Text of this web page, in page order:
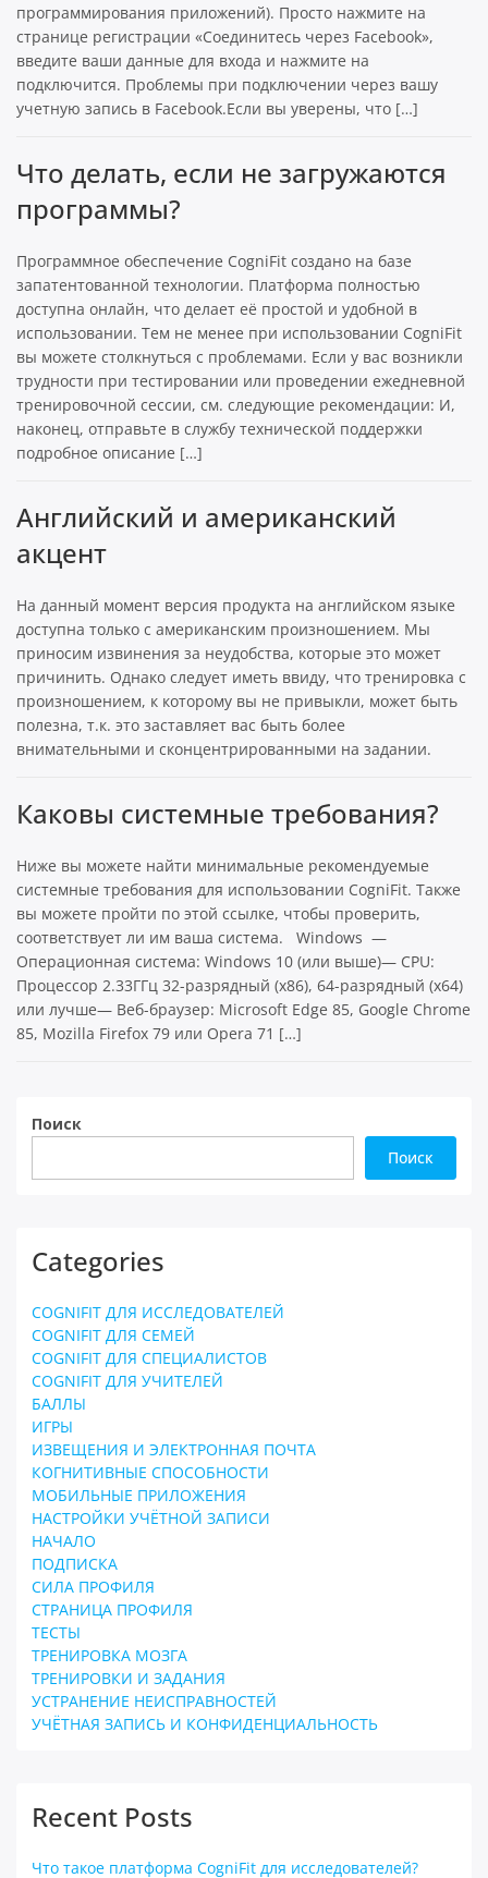
программирования приложений). Просто нажмите на
странице регистрации «Соединитесь через Facebook»,
введите ваши данные для входа и нажмите на
подключится. Проблемы при подключении через вашу
учетную запись в Facebook.Если вы уверены, что […]
Что делать, если не загружаются
программы?
Программное обеспечение CogniFit создано на базе
запатентованной технологии. Платформа полностью
доступна онлайн, что делает её простой и удобной в
использовании. Тем не менее при использовании CogniFit
вы можете столкнуться с проблемами. Если у вас возникли
трудности при тестировании или проведении ежедневной
тренировочной сессии, см. следующие рекомендации: И,
наконец, отправьте в службу технической поддержки
подробное описание […]
Английский и американский
акцент
На данный момент версия продукта на английском языке
доступна только с американским произношением. Мы
приносим извинения за неудобства, которые это может
причинить. Однако следует иметь ввиду, что тренировка с
произношением, к которому вы не привыкли, может быть
полезна, т.к. это заставляет вас быть более
внимательными и сконцентрированными на задании.
Каковы системные требования?
Ниже вы можете найти минимальные рекомендуемые
системные требования для использовании CogniFit. Также
вы можете пройти по этой ссылке, чтобы проверить,
соответствует ли им ваша система. Windows —
Операционная система: Windows 10 (или выше)— CPU:
Процессор 2.33ГГц 32-разрядный (x86), 64-разрядный (x64)
или лучше— Веб-браузер: Microsoft Edge 85, Google Chrome
85, Mozilla Firefox 79 или Opera 71 […]
Поиск
Поиск
Categories
COGNIFIT ДЛЯ ИССЛЕДОВАТЕЛЕЙ
COGNIFIT ДЛЯ СЕМЕЙ
COGNIFIT ДЛЯ СПЕЦИАЛИСТОВ
COGNIFIT ДЛЯ УЧИТЕЛЕЙ
БАЛЛЫ
ИГРЫ
ИЗВЕЩЕНИЯ И ЭЛЕКТРОННАЯ ПОЧТА
КОГНИТИВНЫЕ СПОСОБНОСТИ
МОБИЛЬНЫЕ ПРИЛОЖЕНИЯ
НАСТРОЙКИ УЧЁТНОЙ ЗАПИСИ
НАЧАЛО
ПОДПИСКА
СИЛА ПРОФИЛЯ
СТРАНИЦА ПРОФИЛЯ
ТЕСТЫ
ТРЕНИРОВКА МОЗГА
ТРЕНИРОВКИ И ЗАДАНИЯ
УСТРАНЕНИЕ НЕИСПРАВНОСТЕЙ
УЧЁТНАЯ ЗАПИСЬ И КОНФИДЕНЦИАЛЬНОСТЬ
Recent Posts
Что такое платформа CogniFit для исследователей?